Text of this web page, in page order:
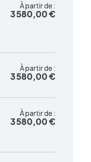
À partir de :
3 580,00 €
À partir de :
3 580,00 €
À partir de :
3 580,00 €
À partir de :
3 580,00 €
À partir de :
3 580,00 €
À partir de :
3 580,00 €